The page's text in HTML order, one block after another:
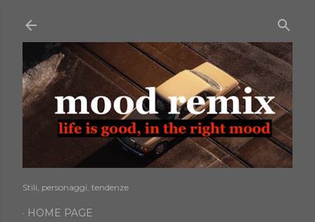
Stili, personaggi, tendenze
HOME PAGE